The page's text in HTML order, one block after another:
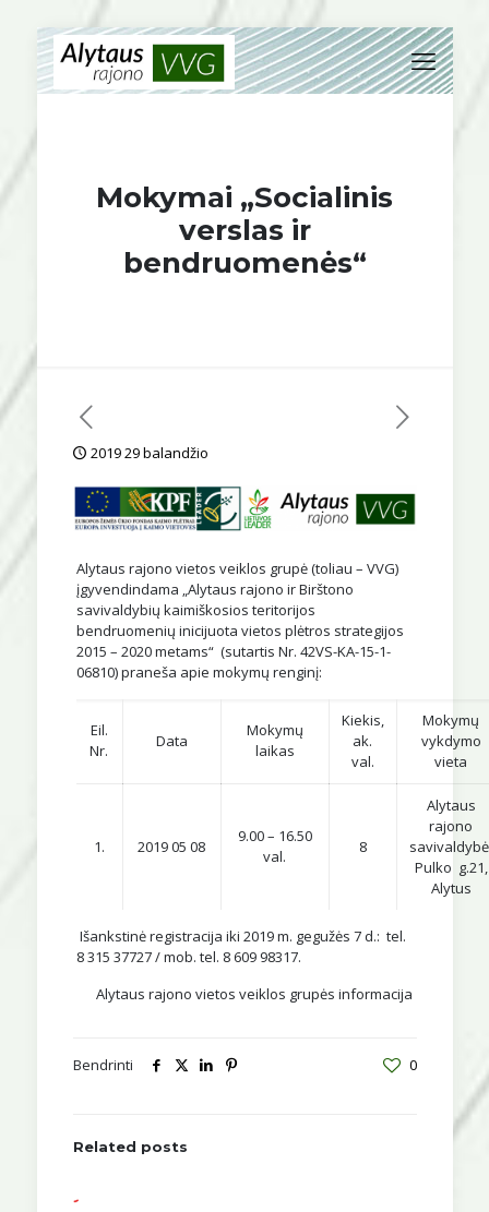
Mokymai „Socialinis
verslas ir
bendruomenės“
2019 29 balandžio
Alytaus rajono vietos veiklos grupė (toliau – VVG)
įgyvendindama „Alytaus rajono ir Birštono
savivaldybių kaimiškosios teritorijos
bendruomenių inicijuota vietos plėtros strategijos
2015 – 2020 metams“ (sutartis Nr. 42VS-KA-15-1-
06810) praneša apie mokymų renginį:
Eil.
Nr.
Data
Mokymų
laikas
Kiekis,
ak.
val.
Mokymų
vykdymo
vieta
1. 2019 05 08
9.00 – 16.50
val.
8
Alytaus
rajono
Pulko g.21,
Alytus
Išankstinė registracija iki 2019 m. gegužės 7 d.: tel.
8 315 37727 / mob. tel. 8 609 98317.
Alytaus rajono vietos veiklos grupės informacija
Bendrinti 0
Related posts